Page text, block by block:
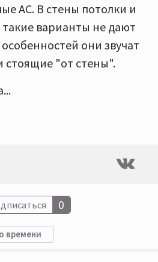
АС. В стены потолки и
такие варианты не дают
они звучат
стоящие "от стены".
0
времени